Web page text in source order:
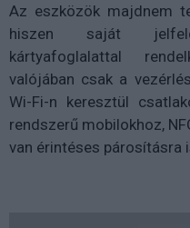
Az eszközök majdnem
hiszen saját
kártyafoglalattal
valójában csak a
Wi-Fi-n keresztül
rendszerű mobilokhoz,
van érintéses párosításra